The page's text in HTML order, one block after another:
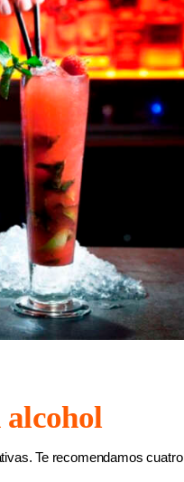
Te recomendamos cuatro